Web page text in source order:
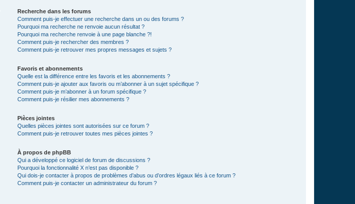
Recherche dans les forums
Comment puis-je effectuer une recherche dans un ou des forums ?
Pourquoi ma recherche ne renvoie aucun résultat ?
Pourquoi ma recherche renvoie à une page blanche ?!
Comment puis-je rechercher des membres ?
Comment puis-je retrouver mes propres messages et sujets ?
Favoris et abonnements
Quelle est la différence entre les favoris et les abonnements ?
Comment puis-je ajouter aux favoris ou m’abonner à un sujet spécifique ?
Comment puis-je m’abonner à un forum spécifique ?
Comment puis-je résilier mes abonnements ?
Pièces jointes
Quelles pièces jointes sont autorisées sur ce forum ?
Comment puis-je retrouver toutes mes pièces jointes ?
À propos de phpBB
Qui a développé ce logiciel de forum de discussions ?
Pourquoi la fonctionnalité X n’est pas disponible ?
Qui dois-je contacter à propos de problèmes d’abus ou d’ordres légaux liés à ce forum ?
Comment puis-je contacter un administrateur du forum ?